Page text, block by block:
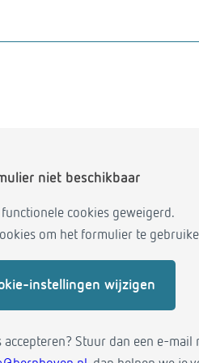
niet beschikbaar
cookies geweigerd.
om het formulier te
instellingen wijzigen
accepteren? Stuur dan een e-mail